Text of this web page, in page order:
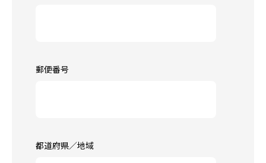
郵便番号
都道府県／地域